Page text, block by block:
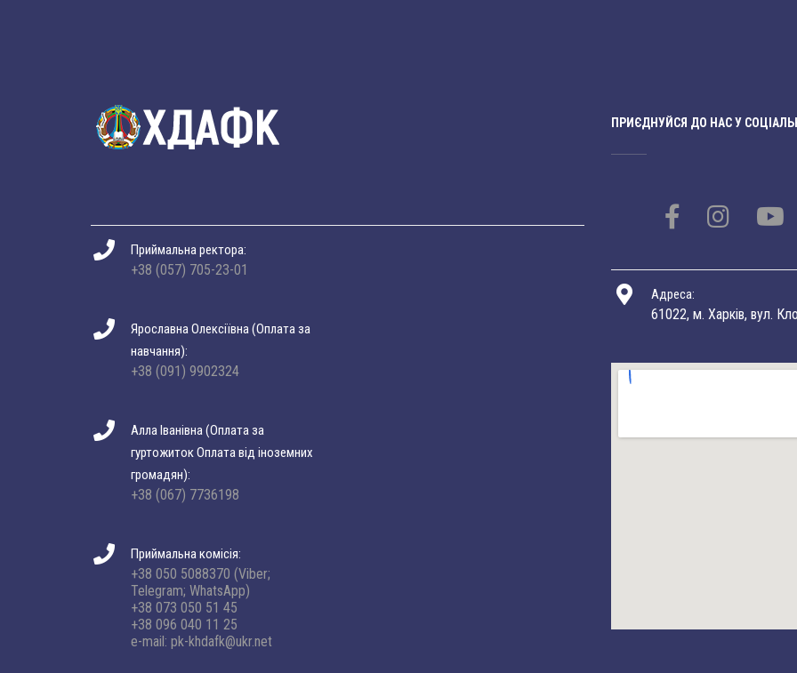
Приймальна ректора:
+38 (057) 705-23-01
Ярославна Олексіївна (Оплата за
навчання):
+38 (091) 9902324
Алла Іванівна (Оплата за
гуртожиток Оплата від іноземних
громадян):
+38 (067) 7736198
Приймальна комісія:
+38 050 5088370 (Viber;
Telegram; WhatsApp)
+38 073 050 51 45
+38 096 040 11 25
e-mail: pk-khdafk@ukr.net
ПРИЄДНУЙСЯ ДО НАС У
Адреса:
61022, м. Харків, вул.